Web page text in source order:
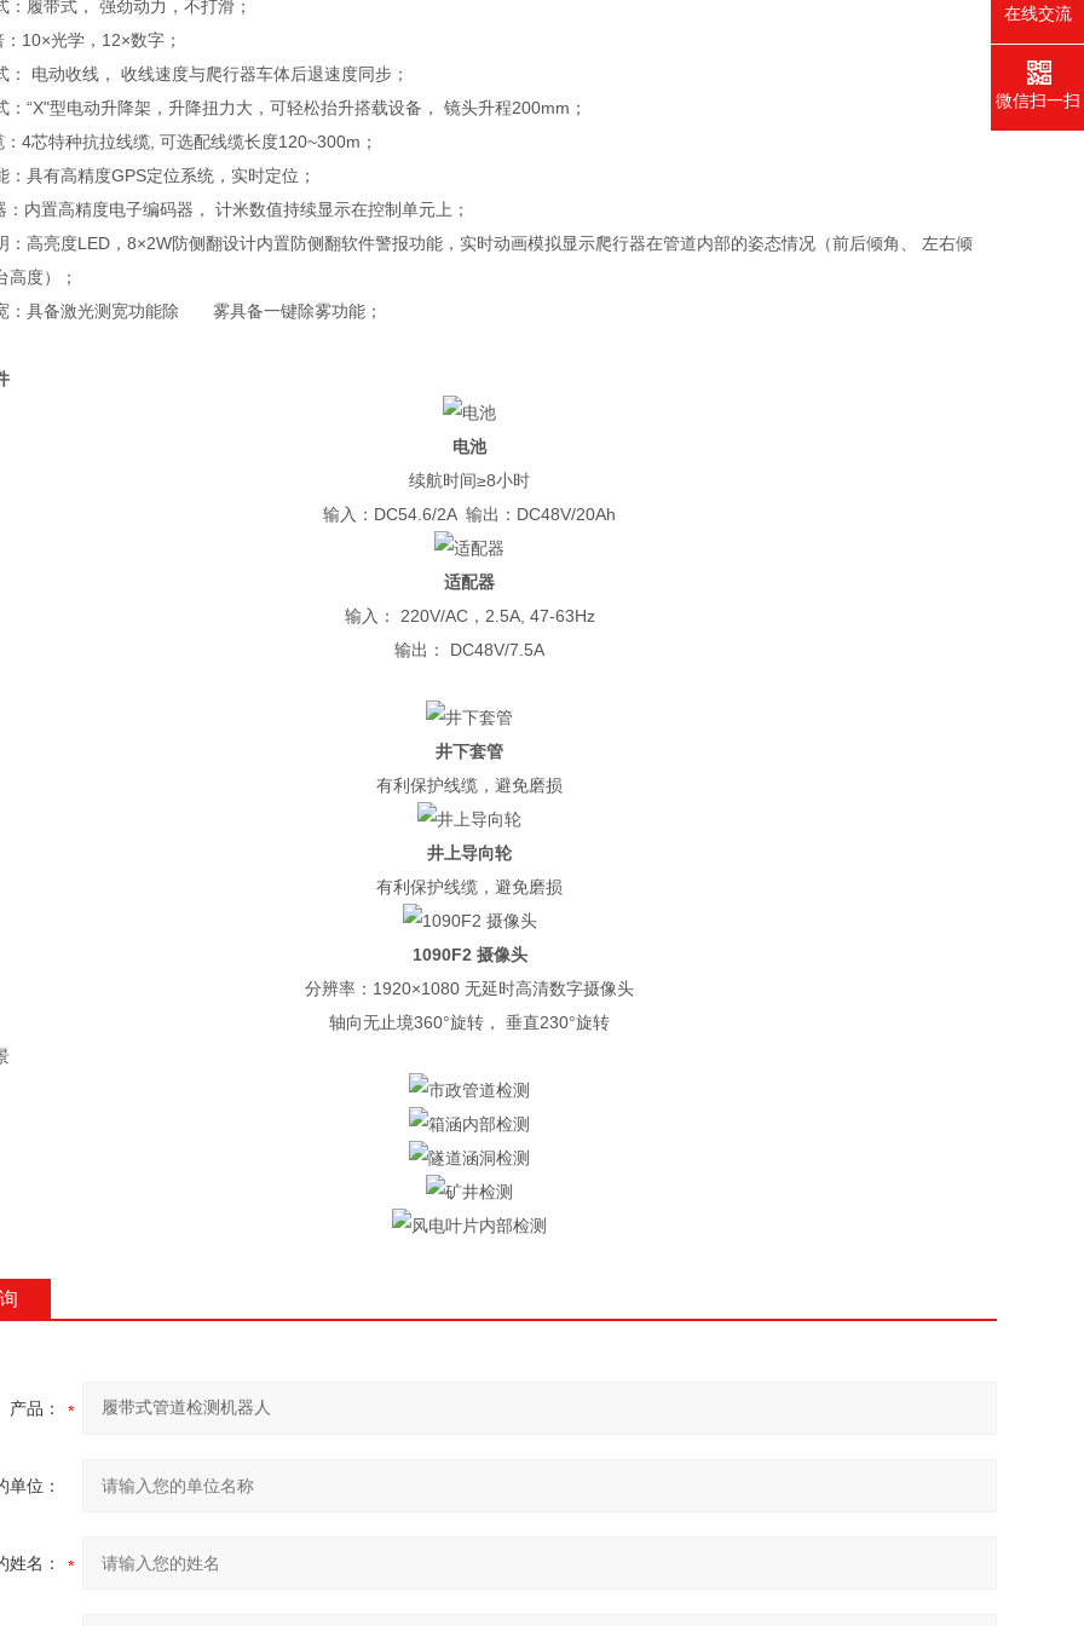
：履带式， 强劲动力，不打滑；
光学，12×数字；
： 电动收线， 收线速度与爬行器车体后退速度同步；
：“X"型电动升降架，升降扭力大，可轻松抬升搭载设备， 镜头升程200mm；
芯特种抗拉线缆, 可选配线缆长度120~300m；
：具有高精度GPS定位系统，实时定位；
内置高精度电子编码器， 计米数值持续显示在控制单元上；
亮度LED，8×2W防侧翻设计内置防侧翻软件警报功能，实时动画模拟显示爬行器在管道内部的姿态情况（前后倾角、 左右倾
高度）；
具备激光测宽功能除 雾具备一键除雾功能；
电池
续航时间≥8小时
输入：DC54.6/2A 输出：DC48V/20Ah
适配器
输入： 220V/AC，2.5A, 47-63Hz
输出： DC48V/7.5A
井下套管
有利保护线缆，避免磨损
井上导向轮
有利保护线缆，避免磨损
1090F2 摄像头
分辨率：1920×1080 无延时高清数字摄像头
轴向无止境360°旋转， 垂直230°旋转
产品：
单位：
姓名：
在线交流
微信扫一扫